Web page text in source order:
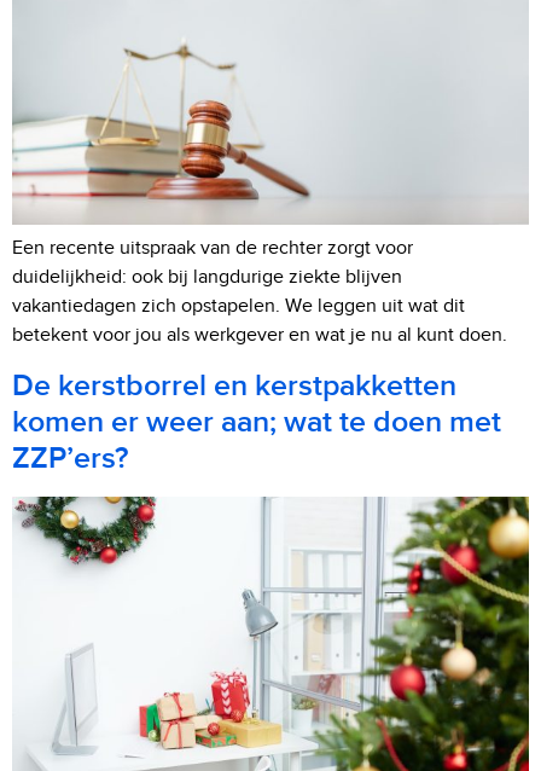
Een recente uitspraak van de rechter zorgt voor
duidelijkheid: ook bij langdurige ziekte blijven
vakantiedagen zich opstapelen. We leggen uit wat dit
betekent voor jou als werkgever en wat je nu al kunt doen.
De kerstborrel en kerstpakketten
komen er weer aan; wat te doen met
ZZP’ers?